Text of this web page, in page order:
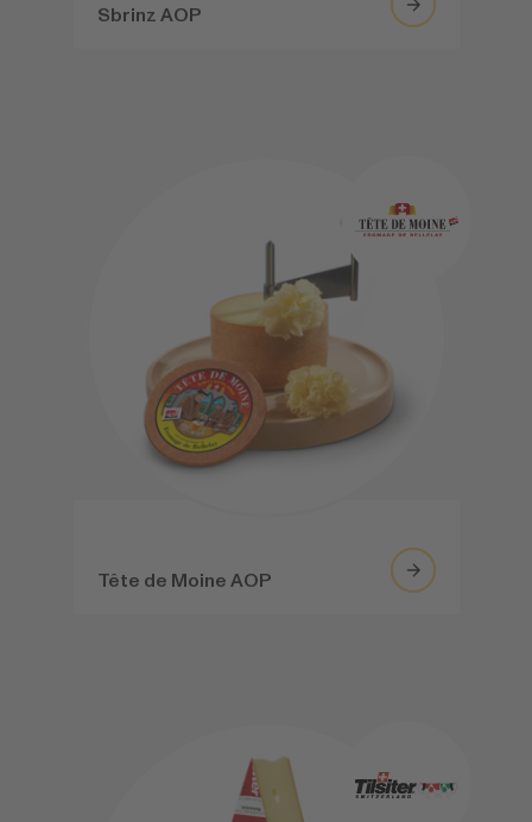
Sbrinz AOP
Tête de Moine AOP